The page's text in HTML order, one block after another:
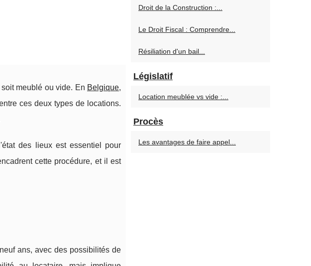
meublé ou vide. En Belgique,
ces deux types de locations.
des lieux est essentiel pour
cette procédure, et il est
ans, avec des possibilités de
Droit de la Construction :...
Le Droit Fiscal : Comprendre...
Résiliation d'un bail...
Législatif
Location meublée vs vide :...
Procès
Les avantages de faire appel...